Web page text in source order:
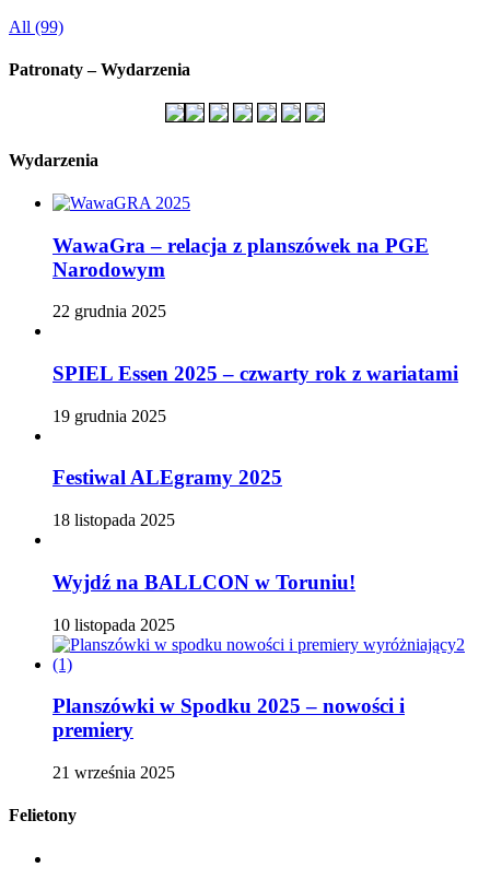
All (99)
Patronaty – Wydarzenia
Wydarzenia
WawaGra – relacja z planszówek na PGE
Narodowym
22 grudnia 2025
SPIEL Essen 2025 – czwarty rok z wariatami
19 grudnia 2025
Festiwal ALEgramy 2025
18 listopada 2025
Wyjdź na BALLCON w Toruniu!
10 listopada 2025
Planszówki w Spodku 2025 – nowości i
premiery
21 września 2025
Felietony